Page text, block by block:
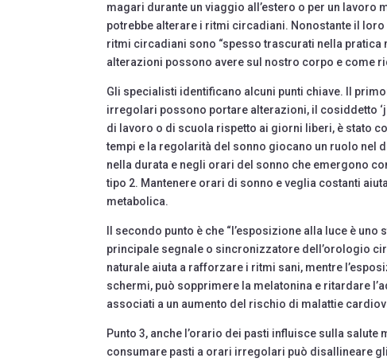
magari durante un viaggio all’estero o per un lavoro
potrebbe alterare i ritmi circadiani. Nonostante il
ritmi circadiani sono “spesso trascurati nella pratica
alterazioni possono avere sul nostro corpo e come
Gli specialisti identificano alcuni punti chiave. Il
irregolari possono portare alterazioni, il cosiddetto
di lavoro o di scuola rispetto ai giorni liberi, è stato
tempi e la regolarità del sonno giocano un ruolo nel
nella durata e negli orari del sonno che emergono
tipo 2. Mantenere orari di sonno e veglia costanti
metabolica.
Il secondo punto è che “l’esposizione alla luce è
principale segnale o sincronizzatore dell’orologio
naturale aiuta a rafforzare i ritmi sani, mentre
schermi, può sopprimere la melatonina e ritardare
associati a un aumento del rischio di malattie
Punto 3, anche l’orario dei pasti influisce sulla
consumare pasti a orari irregolari può disallineare